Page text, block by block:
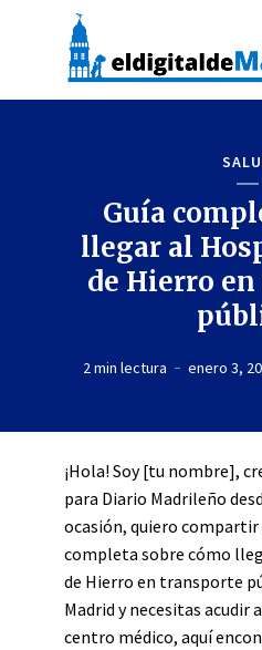
Guía
llegar al
de Hierro
2 min lectura enero 3,
¡Hola! Soy [tu nombre],
para Diario Madrileño
ocasión, quiero
completa sobre cómo
de Hierro en transporte
Madrid y necesitas
centro médico, aquí